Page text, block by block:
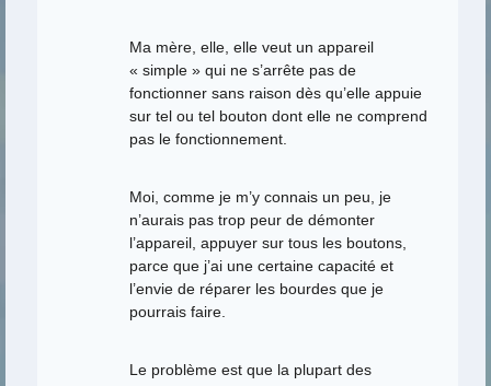
Ma mère, elle, elle veut un appareil
« simple » qui ne s’arrête pas de
fonctionner sans raison dès qu’elle appuie
sur tel ou tel bouton dont elle ne comprend
pas le fonctionnement.
Moi, comme je m’y connais un peu, je
n’aurais pas trop peur de démonter
l’appareil, appuyer sur tous les boutons,
parce que j’ai une certaine capacité et
l’envie de réparer les bourdes que je
pourrais faire.
Le problème est que la plupart des